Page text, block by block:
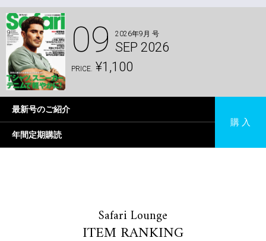
09 2026年9月 号
SEP 2026
PRICE. ¥1,100
最新号のご紹介
年間定期購読
購 入
Safari Lounge
ITEM RANKING